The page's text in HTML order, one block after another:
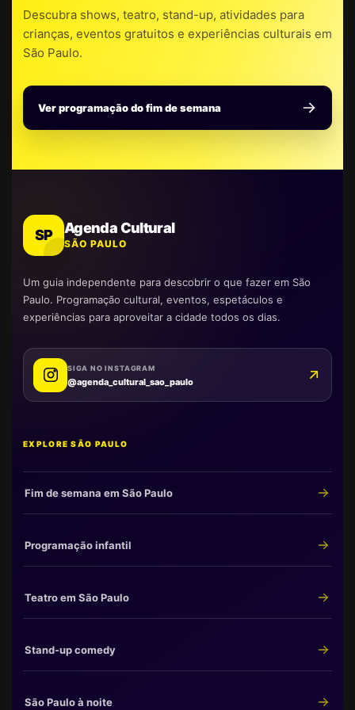
Descubra shows, teatro, stand-up, atividades para
crianças, eventos gratuitos e experiências culturais em
São Paulo.
Ver programação do fim de semana
SP Agenda Cultural
SÃO PAULO
Um guia independente para descobrir o que fazer em São
Paulo. Programação cultural, eventos, espetáculos e
experiências para aproveitar a cidade todos os dias.
SIGA NO INSTAGRAM
@agenda_cultural_sao_paulo
EXPLORE SÃO PAULO
Fim de semana em São Paulo
Programação infantil
Teatro em São Paulo
Stand-up comedy
São Paulo à noite